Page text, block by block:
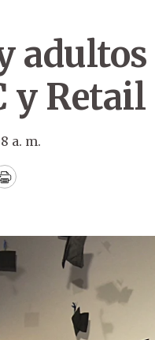
y Retail
a. m.
Print